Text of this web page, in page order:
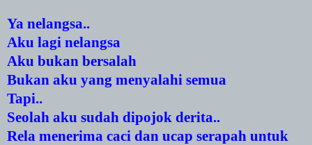
Ya nelangsa..
Aku lagi nelangsa
Aku bukan bersalah
Bukan aku yang menyalahi semua
Tapi..
Seolah aku sudah dipojok derita..
Rela menerima caci dan ucap serapah untuk